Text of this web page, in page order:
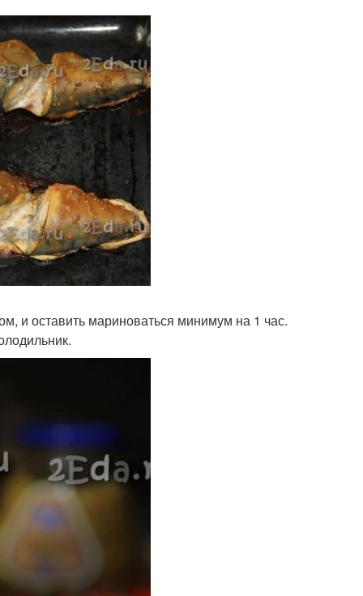
и оставить мариноваться минимум на 1 час.